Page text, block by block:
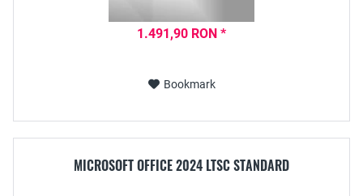
1.491,90 RON *
Bookmark
MICROSOFT OFFICE 2024 LTSC STANDARD